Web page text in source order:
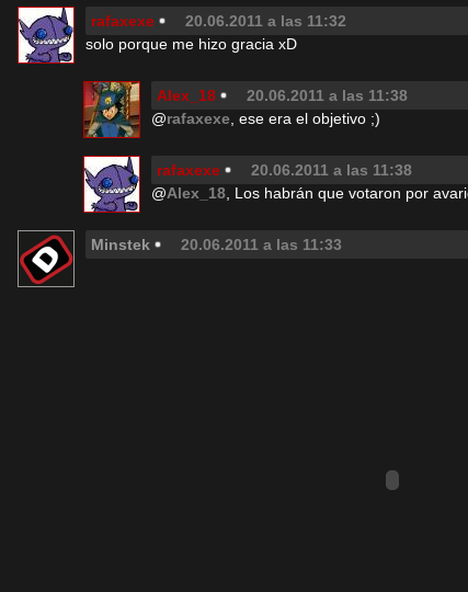
rafaxexe 20.06.2011 a las 11:32
solo porque me hizo gracia xD
Alex_18 20.06.2011 a las 11:38
@rafaxexe , ese era el objetivo ;)
rafaxexe 20.06.2011 a las 11:38
@Alex_18 , Los habrán que votaron por
Minstek 20.06.2011 a las 11:33